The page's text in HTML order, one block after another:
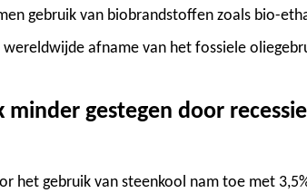
gebruik van biobrandstoffen zoals bio-
wereldwijde afname van het fossiele
minder gestegen door
het gebruik van steenkool nam toe met